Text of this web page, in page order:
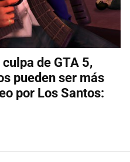
de GTA 5,
pueden ser más
por Los Santos: